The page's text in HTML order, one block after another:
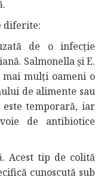
diferite:
de o infecție
Salmonella și E.
mai mulți oameni o
de alimente sau
este temporară, iar
de antibiotice
Acest tip de colită
cunoscută sub